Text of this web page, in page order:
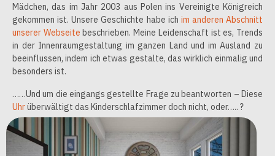
Mädchen, das im Jahr 2003 aus Polen ins Vereinigte Königreich
gekommen ist. Unsere Geschichte habe ich im anderen Abschnitt
unserer Webseite beschrieben. Meine Leidenschaft ist es, Trends
in der Innenraumgestaltung im ganzen Land und im Ausland zu
beeinflussen, indem ich etwas gestalte, das wirklich einmalig und
besonders ist.
……Und um die eingangs gestellte Frage zu beantworten – Diese
Uhrüberwältigt das Kinderschlafzimmer doch nicht, oder….. ?